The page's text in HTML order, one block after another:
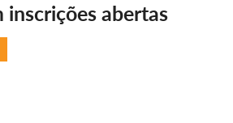
inscrições abertas